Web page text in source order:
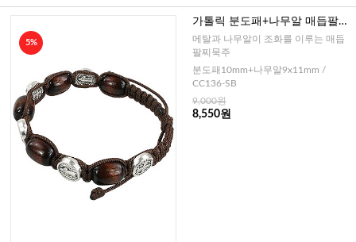
5%
가톨릭 분도패+나무알 매듭팔찌
묵주(이태리)-대
메탈과 나무알이 조화를 이루는 매듭
팔찌묵주
분도패10mm+나무알9x11mm /
CC136-SB
9,000원
8,550원